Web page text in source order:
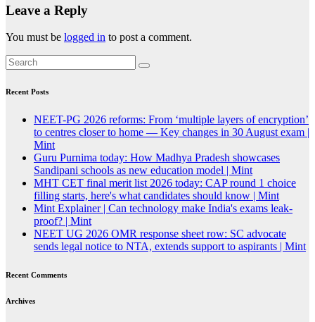
Leave a Reply
You must be logged in to post a comment.
Recent Posts
NEET-PG 2026 reforms: From ‘multiple layers of encryption’
to centres closer to home — Key changes in 30 August exam |
Mint
Guru Purnima today: How Madhya Pradesh showcases
Sandipani schools as new education model | Mint
MHT CET final merit list 2026 today: CAP round 1 choice
filling starts, here's what candidates should know | Mint
Mint Explainer | Can technology make India's exams leak-
proof? | Mint
NEET UG 2026 OMR response sheet row: SC advocate
sends legal notice to NTA, extends support to aspirants | Mint
Recent Comments
Archives